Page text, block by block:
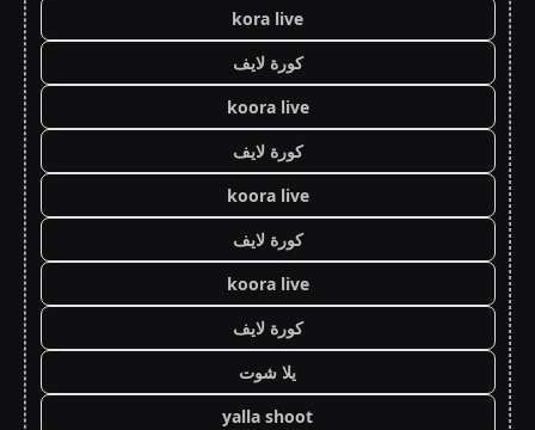
kora live
كورة لايف
koora live
كورة لايف
koora live
كورة لايف
koora live
كورة لايف
يلا شوت
yalla shoot